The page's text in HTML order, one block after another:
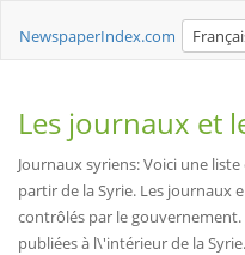
NewspaperIndex.com
Les journaux et
Journaux syriens: Voici une
partir de la Syrie. Les journaux
contrôlés par le
publiées à l\'intérieur de la